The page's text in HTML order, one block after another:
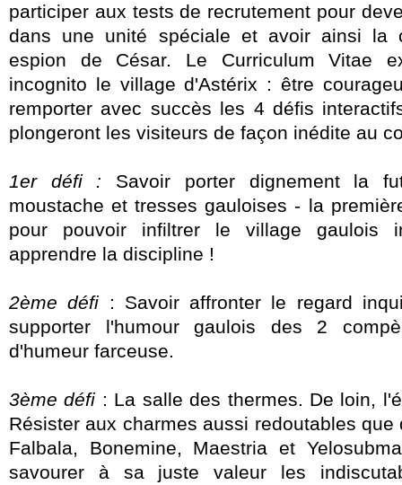
participer aux tests de recrutement pour
dans une unité spéciale et avoir ainsi la
espion de César. Le Curriculum Vitae
incognito le village d'Astérix : être
remporter avec succès les 4 défis
plongeront les visiteurs de façon inédite au
1er défi : Savoir porter dignement la
moustache et tresses gauloises - la
pour pouvoir infiltrer le village gaulois
apprendre la discipline !
2ème défi : Savoir affronter le regard
supporter l'humour gaulois des 2
d'humeur farceuse.
3ème défi : La salle des thermes. De loin,
Résister aux charmes aussi redoutables
Falbala, Bonemine, Maestria et
savourer à sa juste valeur les